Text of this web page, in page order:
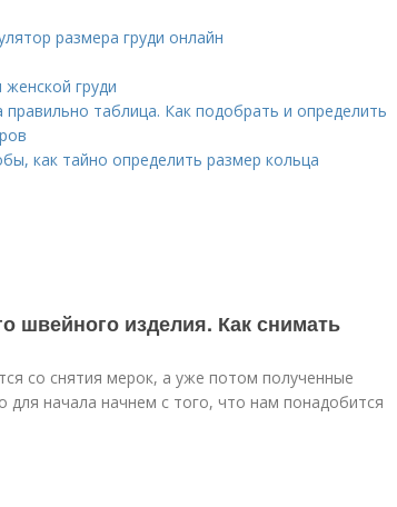
размера груди онлайн
груди
таблица. Как подобрать и определить
как тайно определить размер кольца
швейного изделия. Как снимать
со снятия мерок, а уже потом полученные
начала начнем с того, что нам понадобится